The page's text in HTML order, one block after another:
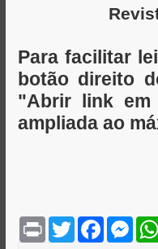
Para facilitar
botão direito
"Abrir link
ampliada ao
P
T
w
F
M